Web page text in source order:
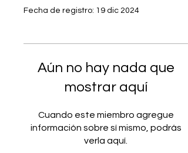
Fecha de registro: 19 dic 2024
Aún no hay nada que
mostrar aquí
Cuando este miembro agregue
información sobre sí mismo, podrás
verla aquí.